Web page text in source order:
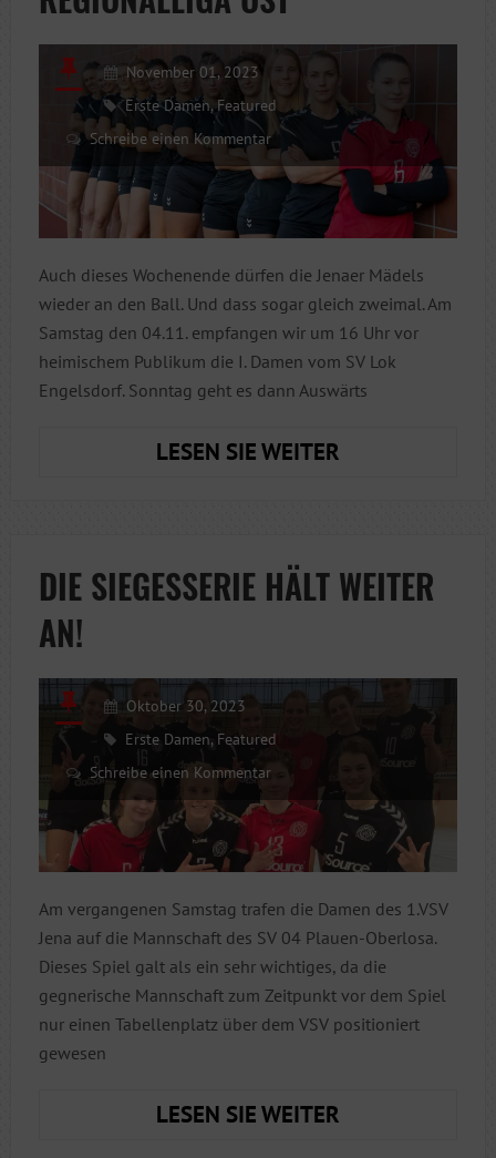
November 01, 2023
Erste Damen,Featured
Schreibe einen Kommentar
Auch dieses Wochenende dürfen die Jenaer Mädels
wieder an den Ball. Und dass sogar gleich zweimal. Am
Samstag den 04.11. empfangen wir um 16 Uhr vor
heimischem Publikum die I. Damen vom SV Lok
Engelsdorf. Sonntag geht es dann Auswärts
LESEN SIE WEITER
OST
DIE SIEGESSERIE HÄLT WEITER
AN!
Oktober 30, 2023
Erste Damen, Featured
Schreibe einen Kommentar
Am vergangenen Samstag trafen die Damen des 1.VSV
Jena auf die Mannschaft des SV 04 Plauen-Oberlosa.
Dieses Spiel galt als ein sehr wichtiges, da die
gegnerische Mannschaft zum Zeitpunkt vor dem Spiel
nur einen Tabellenplatz über dem VSV positioniert
gewesen
LESEN SIE WEITERDIE